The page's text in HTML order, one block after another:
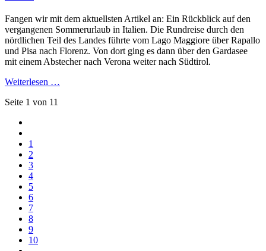
Fangen wir mit dem aktuellsten Artikel an: Ein Rückblick auf den
vergangenen Sommerurlaub in Italien. Die Rundreise durch den
nördlichen Teil des Landes führte vom Lago Maggiore über Rapallo
und Pisa nach Florenz. Von dort ging es dann über den Gardasee
mit einem Abstecher nach Verona weiter nach Südtirol.
Weiterlesen …
Seite 1 von 11
1
2
3
4
5
6
7
8
9
10